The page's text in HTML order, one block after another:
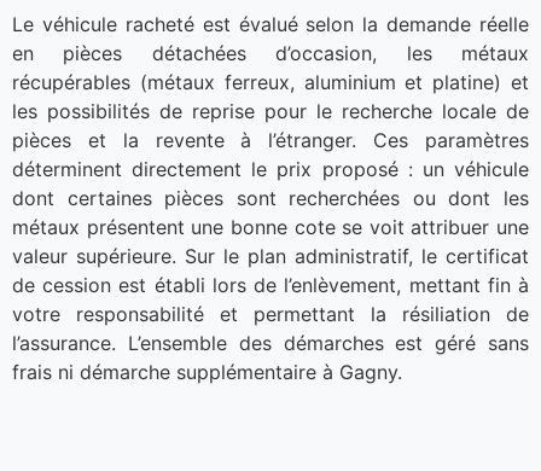
Le véhicule racheté est évalué selon la demande réelle
en pièces détachées d’occasion, les métaux
récupérables (métaux ferreux, aluminium et platine) et
les possibilités de reprise pour le recherche locale de
pièces et la revente à l’étranger. Ces paramètres
déterminent directement le prix proposé : un véhicule
dont certaines pièces sont recherchées ou dont les
métaux présentent une bonne cote se voit attribuer une
valeur supérieure. Sur le plan administratif, le certificat
de cession est établi lors de l’enlèvement, mettant fin à
votre responsabilité et permettant la résiliation de
l’assurance. L’ensemble des démarches est géré sans
frais ni démarche supplémentaire à Gagny.